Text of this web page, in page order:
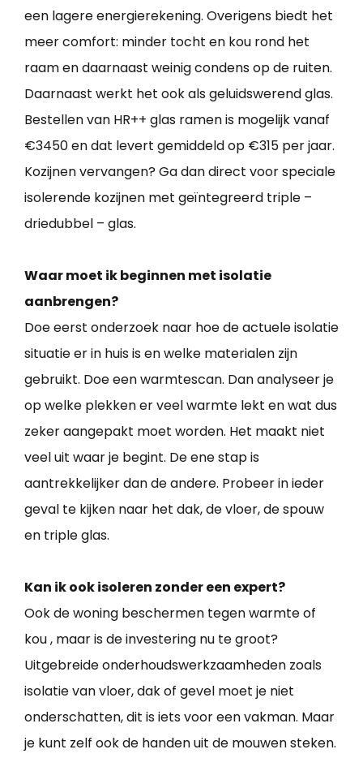
een lagere energierekening. Overigens biedt het
meer comfort: minder tocht en kou rond het
raam en daarnaast weinig condens op de ruiten.
Daarnaast werkt het ook als geluidswerend glas.
Bestellen van HR++ glas ramen is mogelijk vanaf
€3450 en dat levert gemiddeld op €315 per jaar.
Kozijnen vervangen? Ga dan direct voor speciale
isolerende kozijnen met geïntegreerd triple –
driedubbel – glas.
Waar moet ik beginnen met isolatie
aanbrengen?
Doe eerst onderzoek naar hoe de actuele isolatie
situatie er in huis is en welke materialen zijn
gebruikt. Doe een warmtescan. Dan analyseer je
op welke plekken er veel warmte lekt en wat dus
zeker aangepakt moet worden. Het maakt niet
veel uit waar je begint. De ene stap is
aantrekkelijker dan de andere. Probeer in ieder
geval te kijken naar het dak, de vloer, de spouw
en triple glas.
Kan ik ook isoleren zonder een expert?
Ook de woning beschermen tegen warmte of
kou , maar is de investering nu te groot?
Uitgebreide onderhoudswerkzaamheden zoals
isolatie van vloer, dak of gevel moet je niet
onderschatten, dit is iets voor een vakman. Maar
je kunt zelf ook de handen uit de mouwen steken.